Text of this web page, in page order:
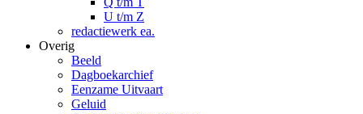
U t/m Z
redactiewerk ea.
Overig
Beeld
Dagboekarchief
Eenzame Uitvaart
Geluid